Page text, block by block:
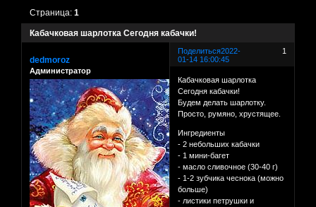
Кабачковая шарлотка Сегодня кабачки!
Страница:1
Поделиться 1
2022-
01-14 16:00:45
dedmoroz
Администратор
Кабачковая шарлотка
Сегодня кабачки!
Будем делать шарлотку.
Просто, румяно, хрустящее.
Ингредиенты
- 2 небольших кабачки
- 1 мини-багет
- масло сливочное (30-40 г)
- 1-2 зубчика чеснока (можно
больше)
- листики петрушки и